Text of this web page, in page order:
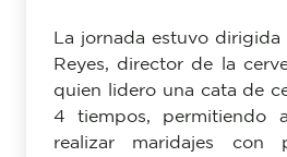
La jornada estuvo
Reyes, director de la
quien lidero una cata de
4 tiempos, permitiendo
realizar maridajes con